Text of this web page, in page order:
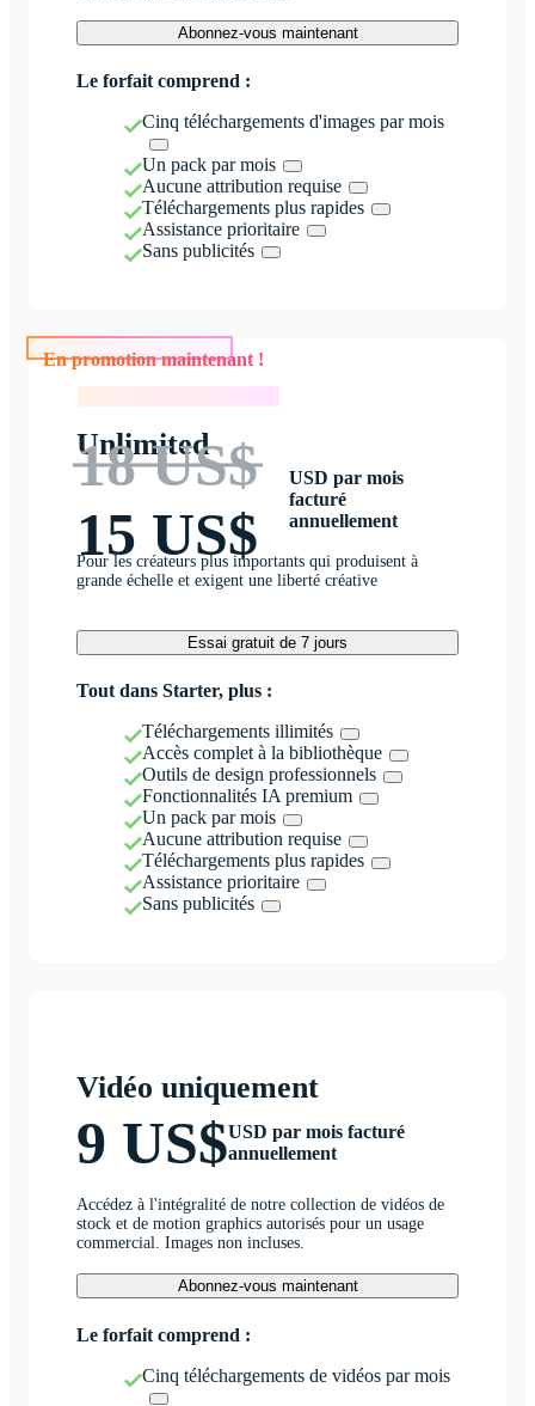
Abonnez-vous maintenant
Le forfait comprend :
Cinq téléchargements d'images par mois
Un pack par mois
Aucune attribution requise
Téléchargements plus rapides
Assistance prioritaire
Sans publicités
En promotion maintenant !
Unlimited
18 US$
15 US$
USD par mois
facturé
annuellement
Pour les créateurs plus importants qui produisent à
grande échelle et exigent une liberté créative
Essai gratuit de 7 jours
Tout dans Starter, plus :
Téléchargements illimités
Accès complet à la bibliothèque
Outils de design professionnels
Fonctionnalités IA premium
Un pack par mois
Aucune attribution requise
Téléchargements plus rapides
Assistance prioritaire
Sans publicités
Vidéo uniquement
9 US$USD par mois facturé
annuellement
Accédez à l'intégralité de notre collection de vidéos de
stock et de motion graphics autorisés pour un usage
commercial. Images non incluses.
Abonnez-vous maintenant
Le forfait comprend :
Cinq téléchargements de vidéos par mois